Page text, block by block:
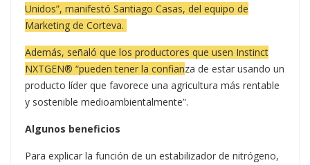
Unidos”, manifestó Santiago Casas, del equipo de
Marketing de Corteva.
Además, señaló que los productores que usen Instinct
NXTGEN® “pueden tener la confianza de estar usando un
producto líder que favorece una agricultura más rentable
y sostenible medioambientalmente”.
Algunos beneficios
Para explicar la función de un estabilizador de nitrógeno,